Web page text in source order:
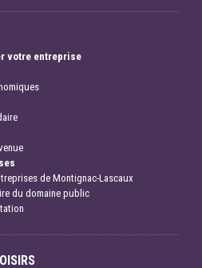
votre entreprise
de Montignac-Lascaux
du domaine public